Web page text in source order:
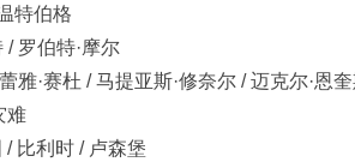
特伯格
/ 罗伯特·摩尔
雅·赛杜 / 马提亚斯·修奈尔 / 迈克尔·恩
难
比利时 / 卢森堡